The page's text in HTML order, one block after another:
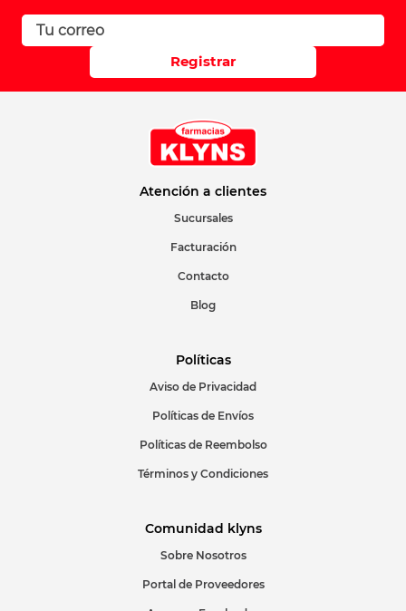
Califique el producto de 1 a 5 estrellas
Correo electrónico
ENVIAR COMENTARIO
Registrar
Atención a clientes
Sucursales
Facturación
Contacto
Blog
Políticas
Aviso de Privacidad
Políticas de Envíos
Políticas de Reembolso
Términos y Condiciones
Comunidad klyns
Sobre Nosotros
Portal de Proveedores